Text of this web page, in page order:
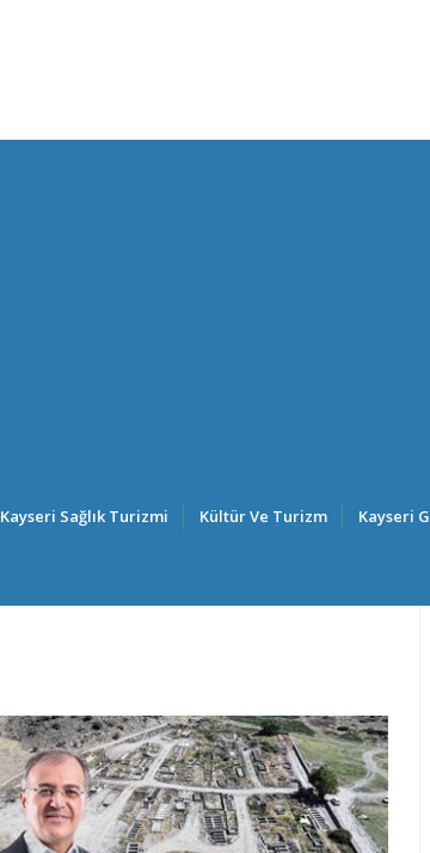
Kayseri Sağlık Turizmi Kültür Ve Turizm Kayseri